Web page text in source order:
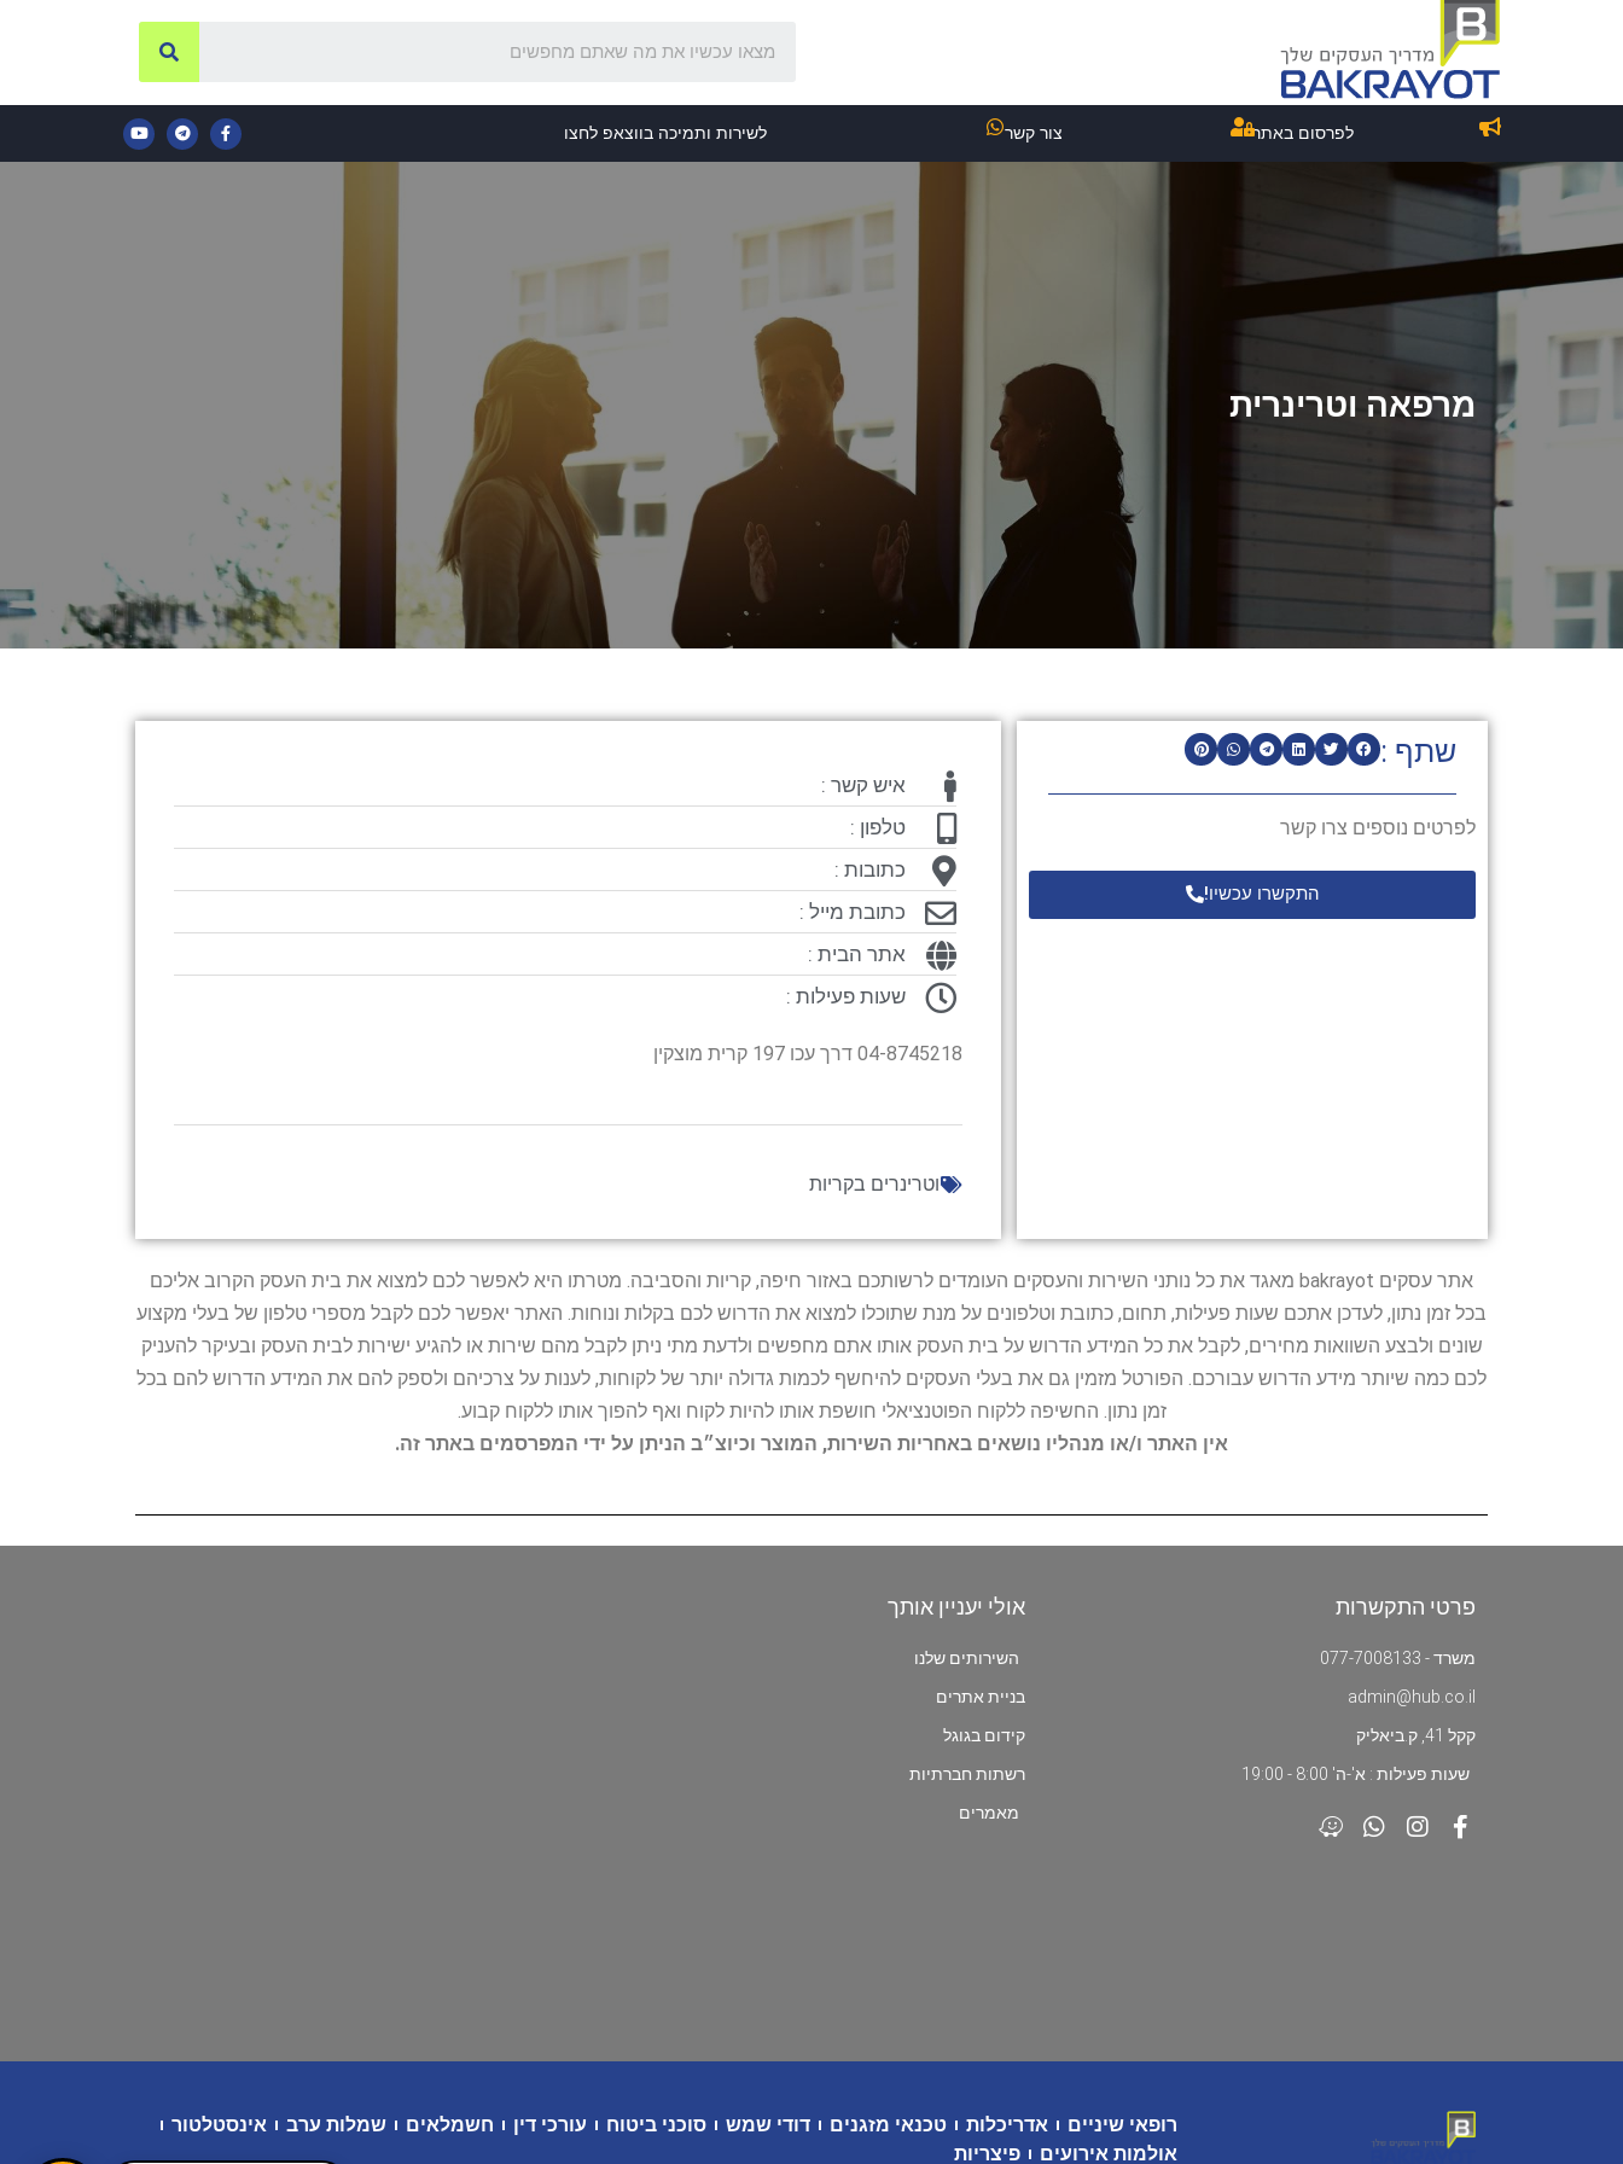
לפרסום באתר צור קשר לשירות ותמיכה בווצאפ לחצו
מרפאה וטרינרית
שתף :
לפרטים נוספים צרו קשר
התקשרו עכשיו!
איש קשר :
טלפון :
כתובות :
כתובת מייל :
אתר הבית :
שעות פעילות :
04-8745218 דרך עכו 197 קרית מוצקין
וטרינרים בקריות
אתר עסקים bakrayot מאגד את כל נותני השירות והעסקים העומדים לרשותכם באזור חיפה, קריות והסביבה. מטרתו היא לאפשר לכם למצוא את בית העסק הקרוב אליכם
בכל זמן נתון, לעדכן אתכם שעות פעילות, תחום, כתובת וטלפונים על מנת שתוכלו למצוא את הדרוש לכם בקלות ונוחות. האתר יאפשר לכם לקבל מספרי טלפון של בעלי מקצוע
שונים ולבצע השוואות מחירים, לקבל את כל המידע הדרוש על בית העסק אותו אתם מחפשים ולדעת מתי ניתן לקבל מהם שירות או להגיע ישירות לבית העסק ובעיקר להעניק
לכם כמה שיותר מידע הדרוש עבורכם. הפורטל מזמין גם את בעלי העסקים להיחשף לכמות גדולה יותר של לקוחות, לענות על צרכיהם ולספק להם את המידע הדרוש להם בכל
זמן נתון. החשיפה ללקוח הפוטנציאלי חושפת אותו להיות לקוח ואף להפוך אותו ללקוח קבוע.
אין האתר ו/או מנהליו נושאים באחריות השירות, המוצר וכיוצ״ב הניתן על ידי המפרסמים באתר זה.
פרטי התקשרות
משרד - 077-7008133
admin@hub.co.il
קקל 41, ק.ביאליק
שעות פעילות : א'-ה' 8:00 - 19:00
אולי יעניין אותך
השירותים שלנו
בניית אתרים
קידום בגוגל
רשתות חברתיות
מאמרים
רופאי שיניים אדריכלות טכנאי מזגנים דודי שמש סוכני ביטוח עורכי דין חשמלאים שמלות ערב
אינסטלטור
אולמות אירועים
פיצריות